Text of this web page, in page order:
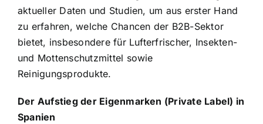
aktueller Daten und Studien, um aus erster Hand
zu erfahren, welche Chancen der B2B-Sektor
bietet, insbesondere für Lufterfrischer, Insekten-
und Mottenschutzmittel sowie
Reinigungsprodukte.
Der Aufstieg der Eigenmarken (Private Label) in
Spanien